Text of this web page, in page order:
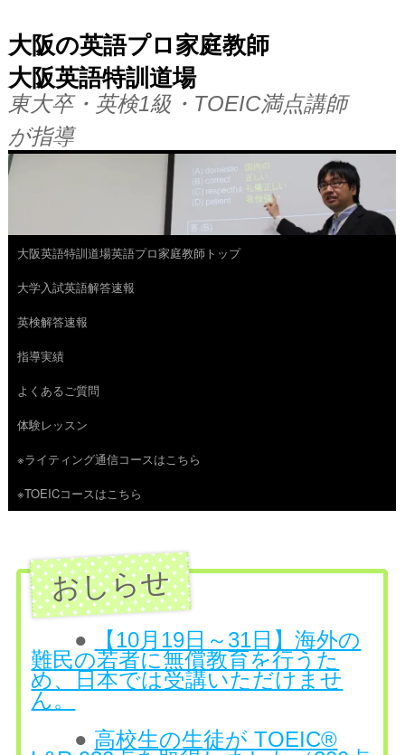
大阪の英語プロ家庭教師
大阪英語特訓道場
東大卒・英検1級・TOEIC満点講師
が指導
コ
ン
テ
ン
ツ
へ
ス
キ
大阪英語特訓道場英語プロ家庭教師トップ
大学入試英語解答速報
英検解答速報
指導実績
よくあるご質問
体験レッスン
※ライティング通信コースはこちら
※TOEICコースはこちら
●
【10月19日～31日】海外の
難民の若者に無償教育を行うた
め、日本では受講いただけませ
ん。
● 高校生の生徒が TOEIC®